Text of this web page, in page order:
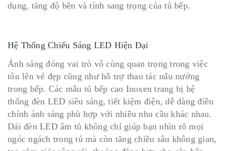
dụng, tăng độ bền và tính sang trọng của tủ bếp.
Hệ Thống Chiếu Sáng LED Hiện Đại
Ánh sáng đóng vai trò vô cùng quan trọng trong việc
tôn lên vẻ đẹp cũng như hỗ trợ thao tác nấu nướng
trong bếp. Các mẫu tủ bếp cao Inoxen trang bị hệ
thống đèn LED siêu sáng, tiết kiệm điện, dễ dàng điều
chỉnh ánh sáng phù hợp với nhiều nhu cầu khác nhau.
Dải đèn LED âm tủ không chỉ giúp bạn nhìn rõ mọi
ngóc ngách trong tủ mà còn tăng chiều sâu không gian,